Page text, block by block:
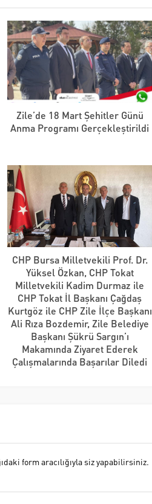
Zile’de 18 Mart Şehitler Günü
Anma Programı Gerçekleştirildi
CHP Bursa Milletvekili Prof. Dr.
Yüksel Özkan, CHP Tokat
Milletvekili Kadim Durmaz ile
CHP Tokat İl Başkanı Çağdaş
Kurtgöz ile CHP Zile İlçe Başkanı
Ali Rıza Bozdemir, Zile Belediye
Başkanı Şükrü Sargın’ı
Makamında Ziyaret Ederek
Çalışmalarında Başarılar Diledi
form aracılığıyla siz yapabilirsiniz.